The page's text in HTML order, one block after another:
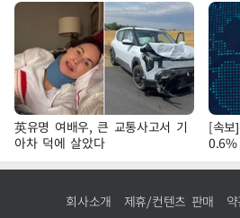
英유명 여배우, 큰 교통사고서 기
아차 덕에 살았다
[속
회사소개 제휴/컨텐츠 판매